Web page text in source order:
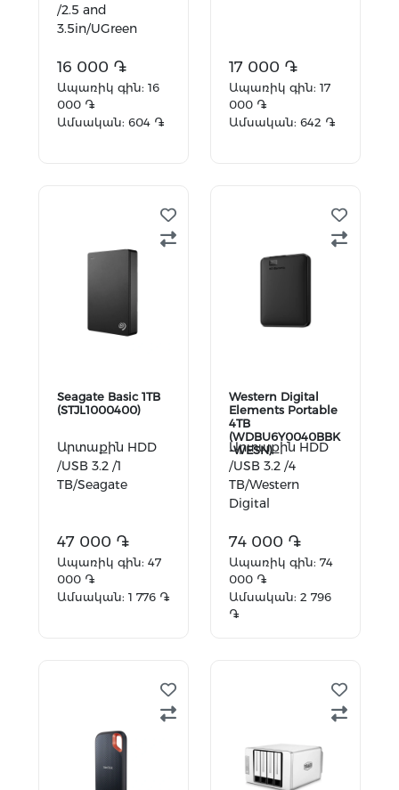
/2.5 and
3.5in/UGreen
16 000 ֏
Ապառիկ գին: 16
000 ֏
Ամսական: 604 ֏
17 000 ֏
Ապառիկ գին: 17
000 ֏
Ամսական: 642 ֏
Seagate Basic 1TB
(STJL1000400)
Արտաքին HDD
/USB 3.2 /1
TB/Seagate
47 000 ֏
Ապառիկ գին: 47
000 ֏
Ամսական: 1 776 ֏
Western Digital
Elements Portable
4TB
(WDBU6Y0040BBK
-WESN)
Արտաքին HDD
/USB 3.2 /4
TB/Western
Digital
74 000 ֏
Ապառիկ գին: 74
000 ֏
Ամսական: 2 796
֏